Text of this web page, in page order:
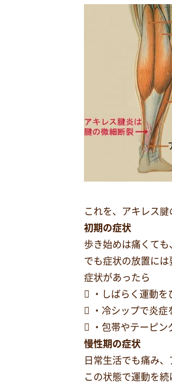
これを、アキレス腱
初期の症状
歩き始めは痛くても
でも症状の放置には
症状があったら
 ・しばらく運動を
 ・冷シップで炎症
 ・包帯やテーピン
慢性期の症状
日常生活でも痛み
この状態で運動を続